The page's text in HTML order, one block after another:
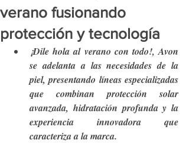
verano fusionando
protección y tecnología
¡Dile hola al verano con todo!, Avon
se adelanta a las necesidades de la
piel, presentando líneas especializadas
que combinan protección solar
avanzada, hidratación profunda y la
experiencia innovadora que
caracteriza a la marca.